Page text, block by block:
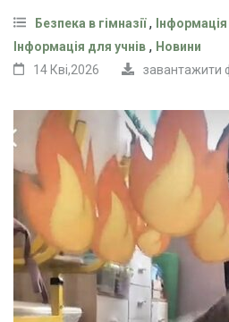
Безпека в гімназії,
Інформація для учнів , Новини
14 Кві,2026
завантажити